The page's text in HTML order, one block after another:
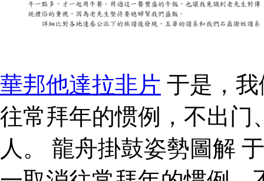
華邦他達拉非片 于是，
往常拜年的惯例，不出门
人。 龍舟掛鼓姿勢圖解